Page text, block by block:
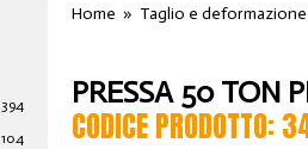
394
104
Home » Taglio e deformazione
PRESSA 50 TON
CODICE PRODOTTO: